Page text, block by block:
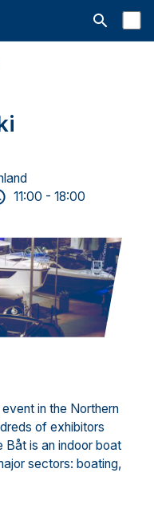
Open
11:00 - 18:00
in the Northern
of exhibitors
Båt is an indoor boat
sectors: boating,